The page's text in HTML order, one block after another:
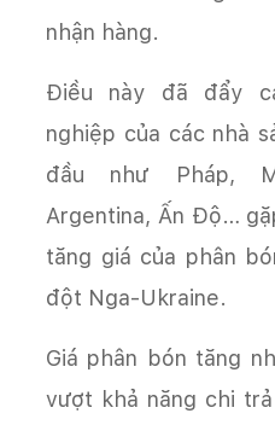
nhận hàng.
Điều này đã đẩy
nghiệp của các nhà
đầu như Pháp,
Argentina, Ấn Độ…
tăng giá của phân
đột Nga-Ukraine.
Giá phân bón tăng
vượt khả năng chi